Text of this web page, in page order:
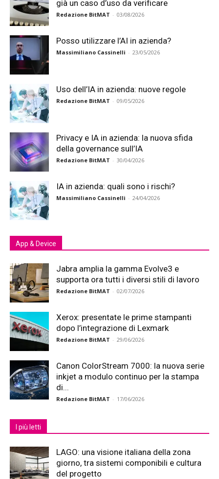
già un caso d’uso da verificare
Redazione BitMAT - 03/08/2026
Posso utilizzare l’AI in azienda?
Massimiliano Cassinelli - 23/05/2026
Uso dell’IA in azienda: nuove regole
Redazione BitMAT - 09/05/2026
Privacy e IA in azienda: la nuova sfida
della governance sull’IA
Redazione BitMAT - 30/04/2026
IA in azienda: quali sono i rischi?
Massimiliano Cassinelli - 24/04/2026
App & Device
Jabra amplia la gamma Evolve3 e
supporta ora tutti i diversi stili di lavoro
Redazione BitMAT - 02/07/2026
Xerox: presentate le prime stampanti
dopo l’integrazione di Lexmark
Redazione BitMAT - 29/06/2026
Canon ColorStream 7000: la nuova serie
inkjet a modulo continuo per la stampa
di...
Redazione BitMAT - 17/06/2026
I più letti
LAGO: una visione italiana della zona
giorno, tra sistemi componibili e cultura
del progetto